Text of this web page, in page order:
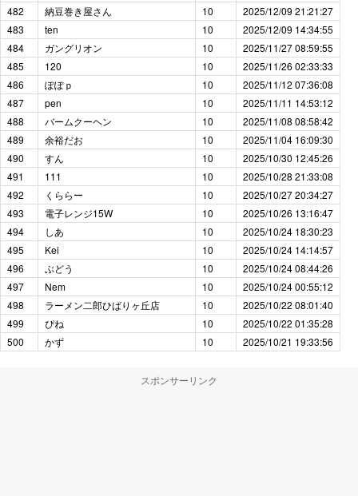
482
納豆巻き屋さん 10
2025/12/09 21:21:27
483
ten 10
2025/12/09 14:34:55
484
ガングリオン 10
2025/11/27 08:59:55
485
120 10
2025/11/26 02:33:33
486
ぽぽｐ 10
2025/11/12 07:36:08
487
pen 10
2025/11/11 14:53:12
488
バームクーヘン 10
2025/11/08 08:58:42
489
余裕だお 10
2025/11/04 16:09:30
490
すん 10
2025/10/30 12:45:26
491
111 10
2025/10/28 21:33:08
492
くららー 10
2025/10/27 20:34:27
493
電子レンジ15W 10
2025/10/26 13:16:47
494
しあ 10
2025/10/24 18:30:23
495
Kei 10
2025/10/24 14:14:57
496
ぶどう 10
2025/10/24 08:44:26
497
Nem 10
2025/10/24 00:55:12
498
ラーメン二郎ひばりヶ丘店 10
2025/10/22 08:01:40
499
ぴね 10
2025/10/22 01:35:28
500
かず 10 2025/10/21 19:33:56
スポンサーリンク